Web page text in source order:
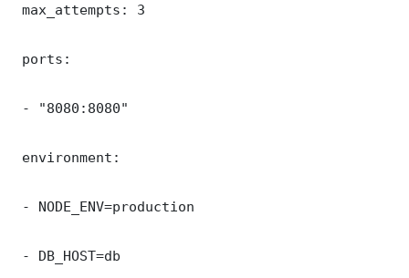
max_attempts: 3
ports:
- "8080:8080"
environment:
- NODE_ENV=production
- DB_HOST=db